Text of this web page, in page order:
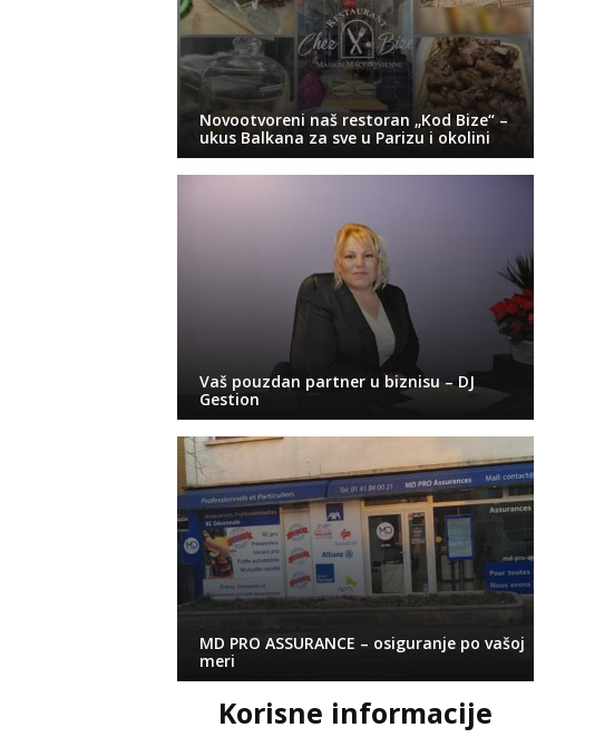
Novootvoreni naš restoran „Kod Bize“ –
ukus Balkana za sve u Parizu i okolini
Vaš pouzdan partner u biznisu – DJ
Gestion
MD PRO ASSURANCE – osiguranje po vašoj
meri
Korisne informacije